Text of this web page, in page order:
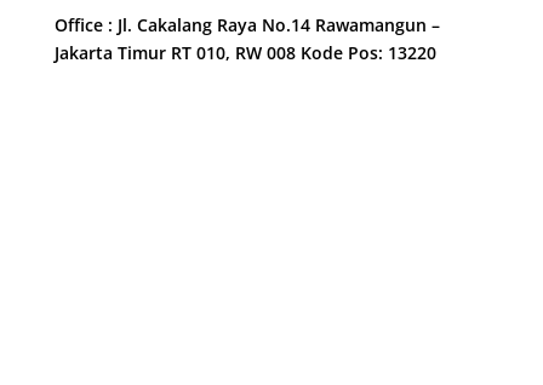
Office : Jl. Cakalang Raya No.14 Rawamangun –
Jakarta Timur RT 010, RW 008 Kode Pos: 13220